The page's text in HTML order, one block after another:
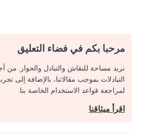
مرحبا بكم في فضاء التعليق
نريد مساحة للنقاش والتبادل والحوار.
التبادلات بموجب مقالاتنا، بالإضافة إلى
لمراجعة قواعد الاستخدام الخاصة بنا.
اقرأ ميثاقنا